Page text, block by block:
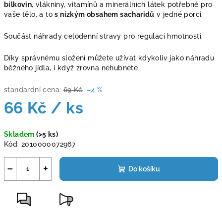
bílkovin, vlákniny, vitamínů a minerálních látek potřebné pro
vaše tělo, a tos nízkým obsahem sacharidů v jedné porci.
Součást náhrady celodenní stravy pro regulaci hmotnosti.
Díky správnému složení můžete užívat kdykoliv jako náhradu
běžného jídla, i když zrovna nehubnete
standardní cena: 69 Kč –4 %
66 Kč / ks
cena:
Skladem(>5 ks)
Kód: 2010000072967
+
− Do košíku